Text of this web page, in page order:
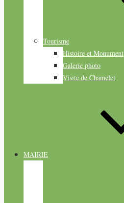
Tourisme
Histoire et Monument
Galerie photo
Visite de Chamelet
MAIRIE